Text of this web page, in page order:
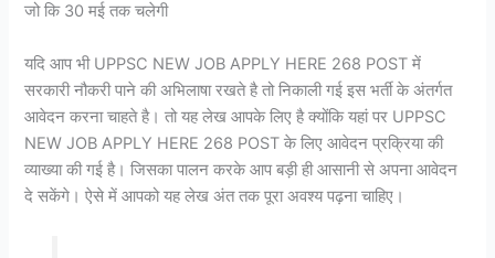
जो कि 30 मई तक चलेगी
यदि आप भी UPPSC NEW JOB APPLY HERE 268 POST में
सरकारी नौकरी पाने की अभिलाषा रखते है तो निकाली गई इस भर्ती के अंतर्गत
आवेदन करना चाहते है। तो यह लेख आपके लिए है क्योंकि यहां पर UPPSC
NEW JOB APPLY HERE 268 POST के लिए आवेदन प्रक्रिया की
व्याख्या की गई है। जिसका पालन करके आप बड़ी ही आसानी से अपना आवेदन
दे सकेंगे। ऐसे में आपको यह लेख अंत तक पूरा अवश्य पढ़ना चाहिए।